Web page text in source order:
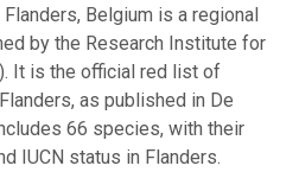
Belgium is a regional
by the Research Institute for
It is the official red list of
as published in De
66 species, with their
IUCN status in Flanders.